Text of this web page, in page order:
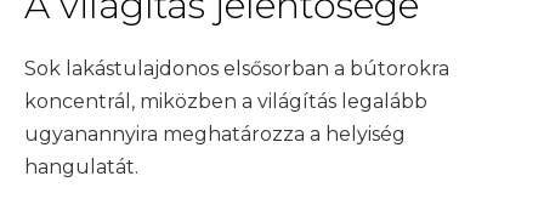
Sok lakástulajdonos elsősorban a bútorokra
koncentrál, miközben a világítás legalább
ugyanannyira meghatározza a helyiség
hangulatát.